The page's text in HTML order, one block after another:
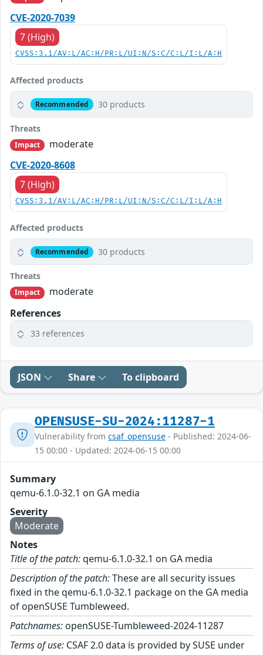
CVE-2020-7039
7 (High)
CVSS:3.1/AV:L/AC:H/PR:L/UI:N/S:C/C:L/I:L/A:H
Affected products
Recommended 30 products
Threats
Impact
moderate
CVE-2020-8608
7 (High)
CVSS:3.1/AV:L/AC:H/PR:L/UI:N/S:C/C:L/I:L/A:H
Affected products
Recommended 30 products
Threats
Impact
moderate
References
33 references
JSON Share To clipboard
OPENSUSE-SU-2024:11287-1
Vulnerability from csaf_opensuse - Published: 2024-06-
15 00:00 - Updated: 2024-06-15 00:00
Summary
qemu-6.1.0-32.1 on GA media
Severity
Moderate
Notes
Title of the patch:qemu-6.1.0-32.1 on GA media
Description of the patch:These are all security issues
fixed in the qemu-6.1.0-32.1 package on the GA media
of openSUSE Tumbleweed.
Patchnames: openSUSE-Tumbleweed-2024-11287
Terms of use: CSAF 2.0 data is provided by SUSE under